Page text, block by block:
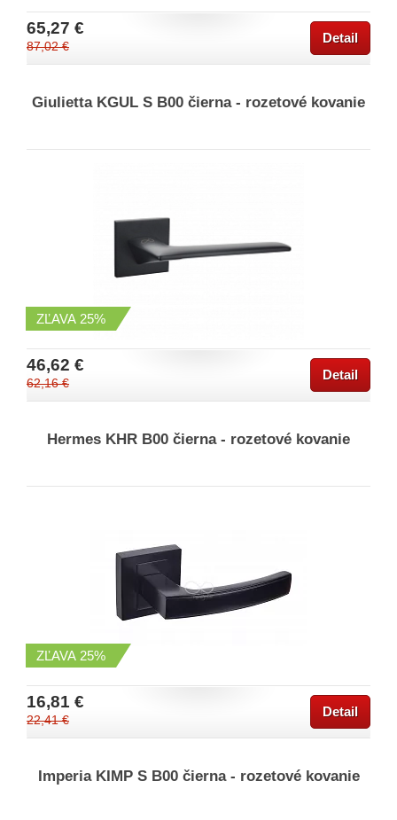
65,27 €
87,02 €
Detail
Giulietta KGUL S B00 čierna - rozetové kovanie
ZĽAVA 25%
46,62 €
62,16 €
Detail
Hermes KHR B00 čierna - rozetové kovanie
ZĽAVA 25%
16,81 €
22,41 €
Detail
Imperia KIMP S B00 čierna - rozetové kovanie